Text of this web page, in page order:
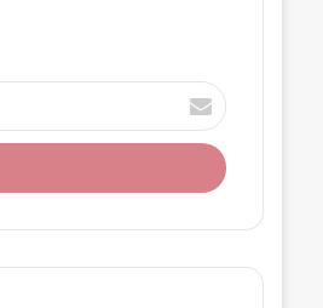
أ
د
خ
ل
د